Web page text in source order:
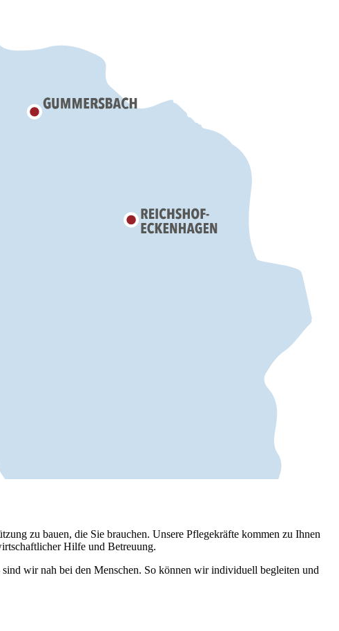
zu bauen, die Sie brauchen. Unsere Pflegekräfte kommen zu Ihnen
Hilfe und Betreuung.
wir nah bei den Menschen. So können wir individuell begleiten und